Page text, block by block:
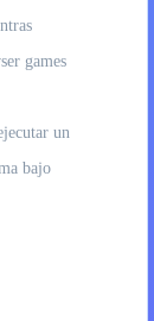
games
un
bajo